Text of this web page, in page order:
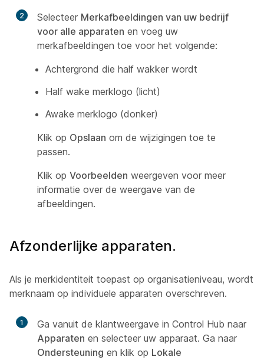
2 Selecteer Merkafbeeldingen van uw bedrijf
voor alle apparaten en voeg uw
merkafbeeldingen toe voor het volgende:
Achtergrond die half wakker wordt
Half wake merklogo (licht)
Awake merklogo (donker)
Klik op Opslaan om de wijzigingen toe te
passen.
Klik op Voorbeelden weergeven voor meer
informatie over de weergave van de
afbeeldingen.
Afzonderlijke apparaten.
Als je merkidentiteit toepast op organisatieniveau, wordt
merknaam op individuele apparaten overschreven.
1
Ga vanuit de klantweergave in Control Hub naar
Apparaten en selecteer uw apparaat. Ga naar
Ondersteuning en klik op Lokale